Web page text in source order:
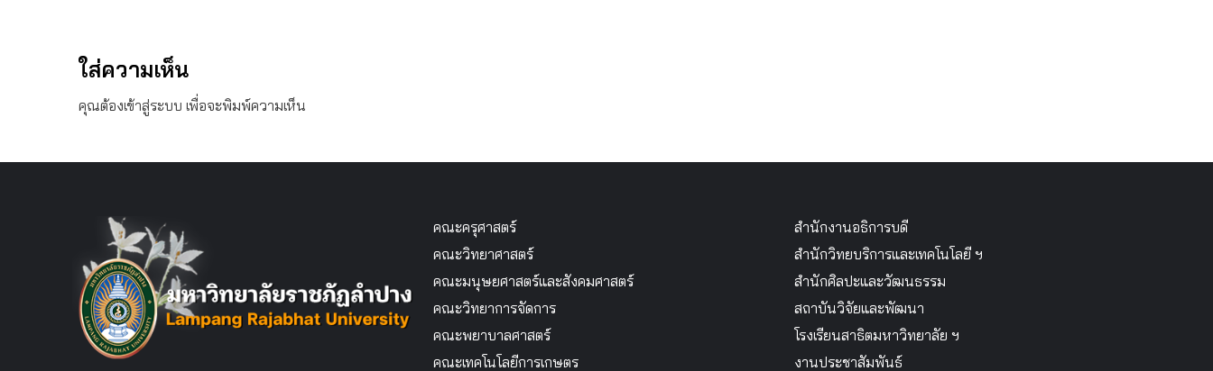
ใส่ความเห็น
คุณต้องเข้าสู่ระบบ เพื่อจะพิมพ์ความเห็น
คณะครุศาสตร์
คณะวิทยาศาสตร์
คณะมนุษยศาสตร์และสังคมศาสตร์
คณะวิทยาการจัดการ
คณะพยาบาลศาสตร์
คณะเทคโนโลยีการเกษตร
สำนักงานอธิการบดี
สำนักวิทยบริการและเทคโนโลยี ฯ
สำนักศิลปะและวัฒนธรรม
สถาบันวิจัยและพัฒนา
โรงเรียนสาธิตมหาวิทยาลัย ฯ
งานประชาสัมพันธ์